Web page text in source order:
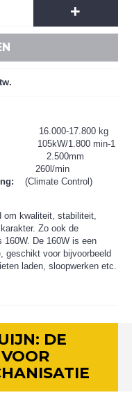
+
17.800 kg
1.800 min-1
min
(Climate Control)
om kwaliteit, stabiliteit,
Zo ook de
160W. De 160W is een
geschikt voor bijvoorbeeld
laden, sloopwerken etc.
DE